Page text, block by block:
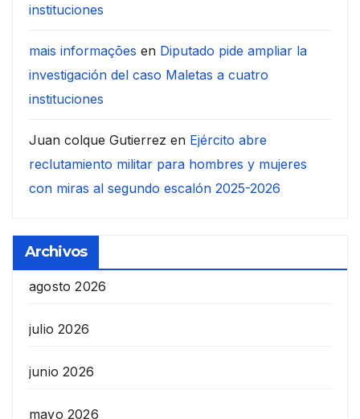
instituciones
mais informações en Diputado pide ampliar la
investigación del caso Maletas a cuatro
instituciones
Juan colque Gutierrez en Ejército abre
reclutamiento militar para hombres y mujeres
con miras al segundo escalón 2025-2026
Archivos
agosto 2026
julio 2026
junio 2026
mayo 2026